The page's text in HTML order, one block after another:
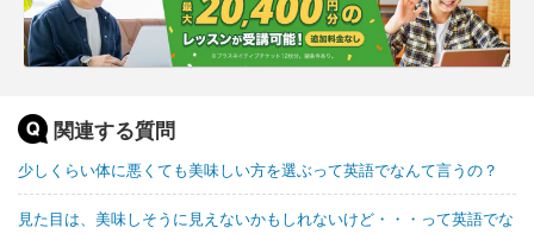
関連する質問
少しくらい体に悪くても美味しい方を選ぶって英語でなんて言うの？
見た目は、美味しそうに見えないかもしれないけど・・・って英語でな